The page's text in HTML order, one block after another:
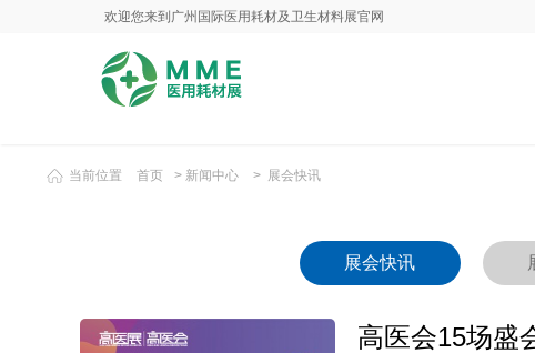
欢迎您来到广州国际医用耗材及卫生材料展官网
当前位置 首页 > 新闻中心 > 展会快讯
展会快讯
高医会15场盛